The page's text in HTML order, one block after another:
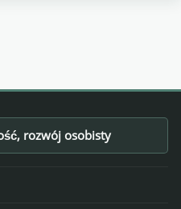
rozwój osobisty